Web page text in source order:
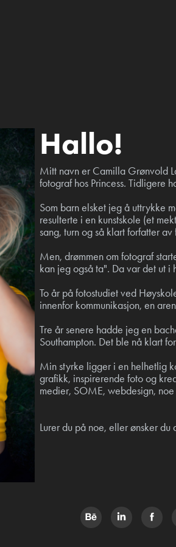
Hallo!
Mitt navn er Camilla Grønvold
fotograf hos Princess. Tidligere
Som barn elsket jeg å uttrykke
resulterte i en kunstskole (et
sang, turn og så klart forfatter
Men, drømmen om fotograf
kan jeg også ta". Da var det ut
To år på fotostudiet ved
innenfor kommunikasjon, en
Tre år senere hadde jeg en
Southampton. Det ble nå klart
Min styrke ligger i en helhetlig
grafikk, inspirerende foto og
medier, SOME, webdesign,
Lurer du på noe, eller ønsker